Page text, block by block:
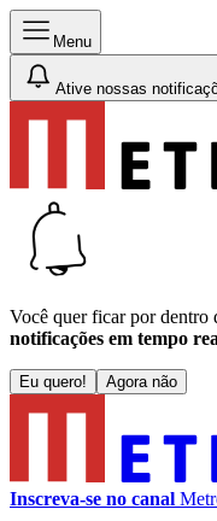
Menu
Ative nossas
Você quer ficar por dentro
notificações em tempo
Eu quero! Agora não
Inscreva-se no canal